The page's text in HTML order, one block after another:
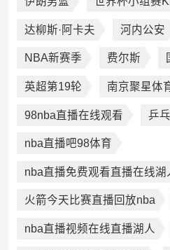
达柳斯·阿卡夫 河内公安
NBA新赛季 费尔斯
英超第19轮 南京聚星体
98nba直播在线观看 乒
nba直播吧98体育
nba直播免费观看直播在线湖
火箭今天比赛直播回放nba
nba直播视频在线直播湖人